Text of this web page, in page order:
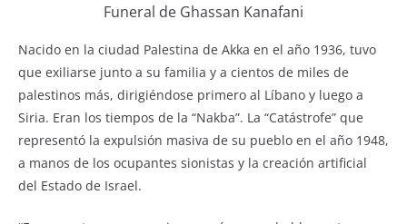
Funeral de Ghassan Kanafani
Nacido en la ciudad Palestina de Akka en el año 1936, tuvo
que exiliarse junto a su familia y a cientos de miles de
palestinos más, dirigiéndose primero al Líbano y luego a
Siria. Eran los tiempos de la “Nakba”. La “Catástrofe” que
representó la expulsión masiva de su pueblo en el año 1948,
a manos de los ocupantes sionistas y la creación artificial
del Estado de Israel.